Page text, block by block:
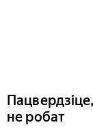
не робат